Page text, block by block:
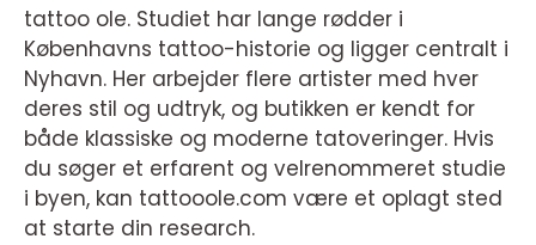
tattoo ole. Studiet har lange rødder i
Københavns tattoo-historie og ligger centralt i
Nyhavn. Her arbejder flere artister med hver
deres stil og udtryk, og butikken er kendt for
både klassiske og moderne tatoveringer. Hvis
du søger et erfarent og velrenommeret studie
i byen, kan tattooole.com være et oplagt sted
at starte din research.